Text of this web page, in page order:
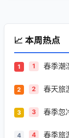
📈 本周热点
1 春季潮
2 春天旅
3 春季忽
4 春季旅